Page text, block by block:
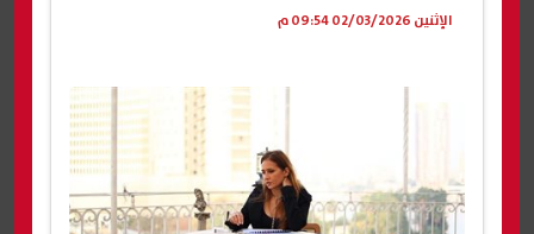
الإثنين 02/03/2026 09:54 م